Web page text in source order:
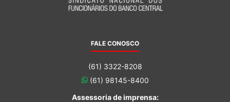
FALE CONOSCO
(61) 3322-8208
(61) 98145-8400
Assessoria de imprensa: